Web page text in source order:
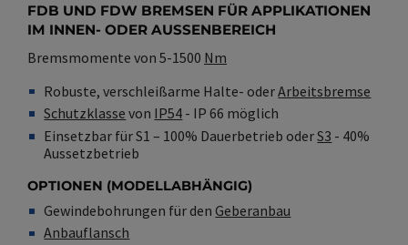
FDB UND FDW BREMSEN FÜR APPLIKATIONEN
IM INNEN- ODER AUSSENBEREICH
Bremsmomente von 5-1500 Nm
Robuste, verschleißarme Halte- oderArbeitsbremse
Schutzklasse von IP54 - IP 66 möglich
Einsetzbar für S1 – 100% Dauerbetrieb oderS3 - 40%
Aussetzbetrieb
OPTIONEN (MODELLABHÄNGIG)
Gewindebohrungen für denGeberanbau
Anbauflansch